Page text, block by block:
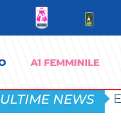
ULTIME NEWS